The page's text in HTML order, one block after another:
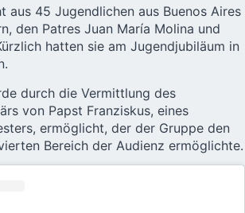
aus 45 Jugendlichen aus Buenos Aires
den Patres Juan María Molina und
hatten sie am Jugendjubiläum in
durch die Vermittlung des
von Papst Franziskus, eines
ermöglicht, der der Gruppe den
Bereich der Audienz ermöglichte.